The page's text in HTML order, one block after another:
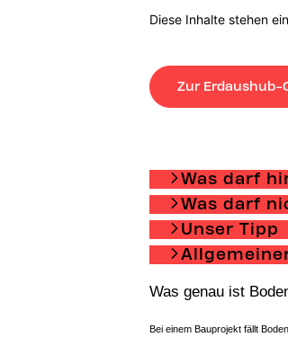
Diese Inhalte stehen
Zur Erdaushub-
Was darf
Was darf
Unser Tipp
Was genau ist
Bei einem Bauprojekt fällt